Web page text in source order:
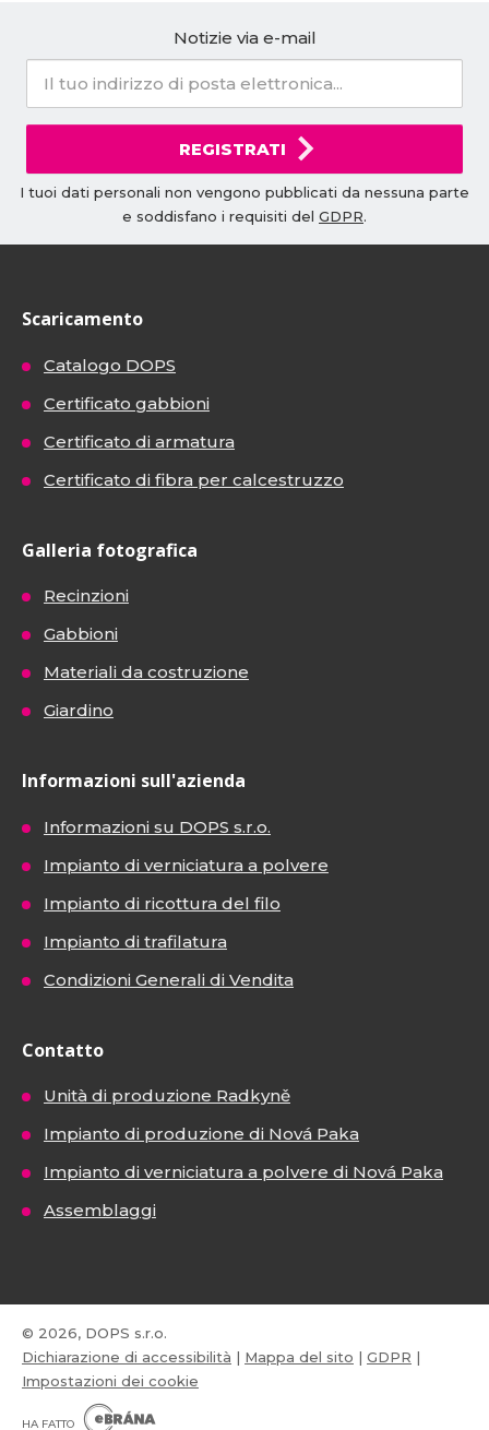
Notizie via e-mail
REGISTRATI
I tuoi dati personali non vengono pubblicati da nessuna parte
e soddisfano i requisiti del GDPR.
Scaricamento
Catalogo DOPS
Certificato gabbioni
Certificato di armatura
Certificato di fibra per calcestruzzo
Galleria fotografica
Recinzioni
Gabbioni
Materiali da costruzione
Giardino
Informazioni sull'azienda
Informazioni su DOPS s.r.o.
Impianto di verniciatura a polvere
Impianto di ricottura del filo
Impianto di trafilatura
Condizioni Generali di Vendita
Contatto
Unità di produzione Radkyně
Impianto di produzione di Nová Paka
Impianto di verniciatura a polvere di Nová Paka
Assemblaggi
© 2026, DOPS s.r.o.
Dichiarazione di accessibilità | Mappa del sito | GDPR |
Impostazioni dei cookie
HA FATTO
B